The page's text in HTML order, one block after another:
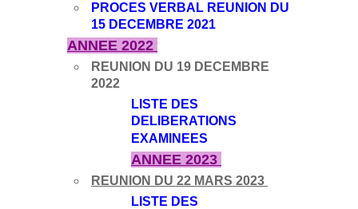
PROCES VERBAL REUNION DU
15 DECEMBRE 2021
ANNEE 2022
REUNION DU 19 DECEMBRE
2022
LISTE DES
DELIBERATIONS
EXAMINEES
ANNEE 2023
REUNION DU 22 MARS 2023
LISTE DES